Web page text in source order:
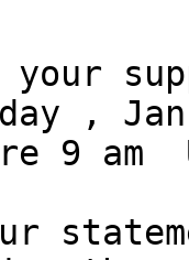
your
,
9 am